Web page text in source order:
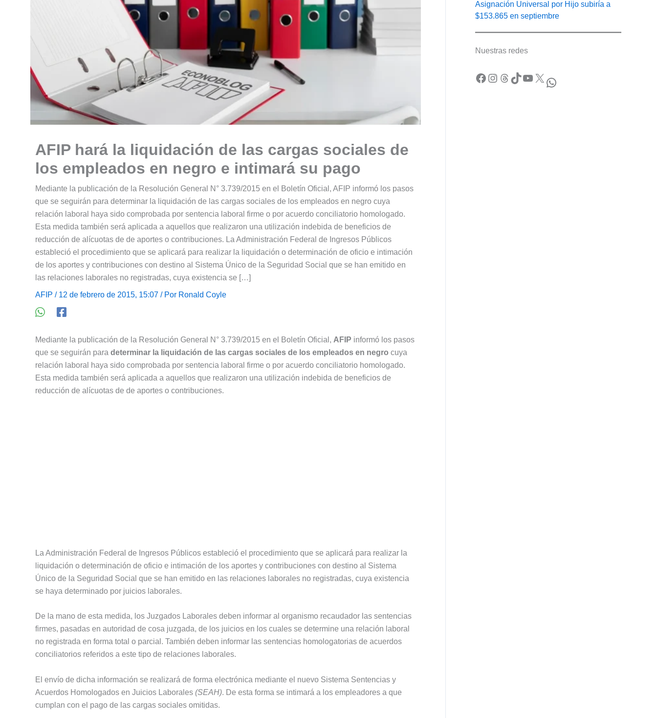
AFIP hará la liquidación de las cargas sociales de
los empleados en negro e intimará su pago
Mediante la publicación de la Resolución General N° 3.739/2015 en el Boletín Oficial, AFIP informó los pasos
que se seguirán para determinar la liquidación de las cargas sociales de los empleados en negro cuya
relación laboral haya sido comprobada por sentencia laboral firme o por acuerdo conciliatorio homologado.
Esta medida también será aplicada a aquellos que realizaron una utilización indebida de beneficios de
reducción de alícuotas de de aportes o contribuciones. La Administración Federal de Ingresos Públicos
estableció el procedimiento que se aplicará para realizar la liquidación o determinación de oficio e intimación
de los aportes y contribuciones con destino al Sistema Único de la Seguridad Social que se han emitido en
las relaciones laborales no registradas, cuya existencia se […]
AFIP / 12 de febrero de 2015, 15:07 / Por Ronald Coyle
Mediante la publicación de la Resolución General N° 3.739/2015 en el Boletín Oficial, AFIP informó los pasos
que se seguirán para determinar la liquidación de las cargas sociales de los empleados en negro cuya
relación laboral haya sido comprobada por sentencia laboral firme o por acuerdo conciliatorio homologado.
Esta medida también será aplicada a aquellos que realizaron una utilización indebida de beneficios de
reducción de alícuotas de de aportes o contribuciones.
La Administración Federal de Ingresos Públicos estableció el procedimiento que se aplicará para realizar la
liquidación o determinación de oficio e intimación de los aportes y contribuciones con destino al Sistema
Único de la Seguridad Social que se han emitido en las relaciones laborales no registradas, cuya existencia
se haya determinado por juicios laborales.
De la mano de esta medida, los Juzgados Laborales deben informar al organismo recaudador las sentencias
firmes, pasadas en autoridad de cosa juzgada, de los juicios en los cuales se determine una relación laboral
no registrada en forma total o parcial. También deben informar las sentencias homologatorias de acuerdos
conciliatorios referidos a este tipo de relaciones laborales.
El envío de dicha información se realizará de forma electrónica mediante el nuevo Sistema Sentencias y
Acuerdos Homologados en Juicios Laborales (SEAH). De esta forma se intimará a los empleadores a que
cumplan con el pago de las cargas sociales omitidas.
Asignación Universal por Hijo subiría a
$153.865 en septiembre
Nuestras redes
Facebook Instagram Threads TikTok YouTube X WhatsApp